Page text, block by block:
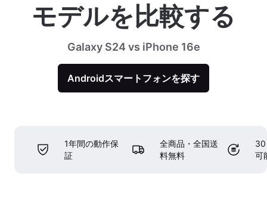
モデルを比較する
Galaxy S24 vs iPhone 16e
Androidスマートフォンを探す
1年間の動作保
証
全商品・全国送
料無料
30
可